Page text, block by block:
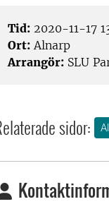
Tid: 2020-11-17
Ort: Alnarp
Arrangör: SLU
sidor: